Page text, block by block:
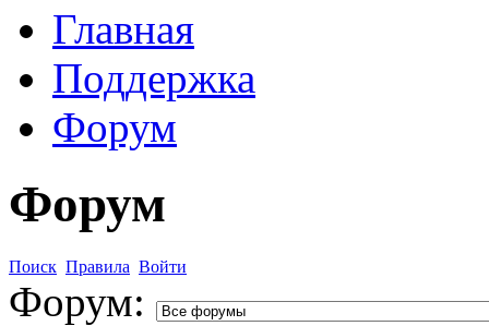
Главная
Поддержка
Форум
Форум
Поиск Правила Войти
Форум: